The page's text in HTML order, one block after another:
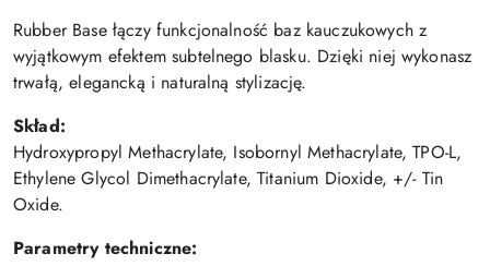
Rubber Base łączy funkcjonalność baz kauczukowych z
wyjątkowym efektem subtelnego blasku. Dzięki niej wykonasz
trwałą, elegancką i naturalną stylizację.
Skład:
Hydroxypropyl Methacrylate, Isobornyl Methacrylate, TPO-L,
Ethylene Glycol Dimethacrylate, Titanium Dioxide, +/- Tin
Oxide.
Parametry techniczne: